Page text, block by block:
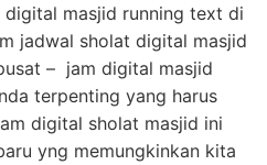
masjid running text di
jadwal sholat digital masjid
– jam digital masjid
terpenting yang harus
digital sholat masjid ini
yng memungkinkan kita